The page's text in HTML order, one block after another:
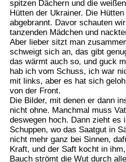
spitzen Dächern und die
Hütten der Ukrainer. Die
abgebrannt. Davor schauten
tanzenden Mädchen und
Aber lieber sitzt man
schweigt sich an, das gibt
das wärmt auch so, und guck
hab ich vom Schuss, ich war
mit links, aber es hat sich
von der Front.
Die Bilder, mit denen er dann
nicht ohne. Manchmal muss
deswegen hoch. Dann zieht es
Schuppen, wo das Saatgut in
nicht mehr ganz bei Sinnen,
Kraft, und der Saft kocht in
Bauch strömt die Wut durch